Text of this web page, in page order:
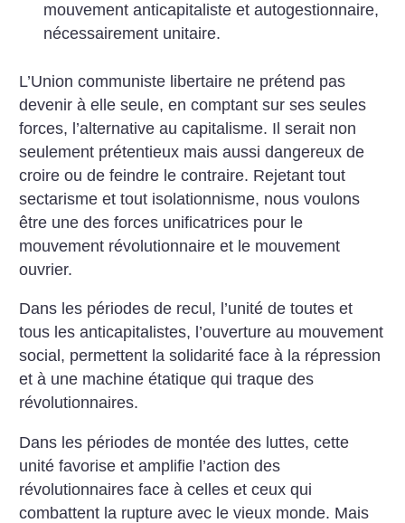
mouvement anticapitaliste et autogestionnaire,
nécessairement unitaire.
L’Union communiste libertaire ne prétend pas
devenir à elle seule, en comptant sur ses seules
forces, l’alternative au capitalisme. Il serait non
seulement prétentieux mais aussi dangereux de
croire ou de feindre le contraire. Rejetant tout
sectarisme et tout isolationnisme, nous voulons
être une des forces unificatrices pour le
mouvement révolutionnaire et le mouvement
ouvrier.
Dans les périodes de recul, l’unité de toutes et
tous les anticapitalistes, l’ouverture au mouvement
social, permettent la solidarité face à la répression
et à une machine étatique qui traque des
révolutionnaires.
Dans les périodes de montée des luttes, ­cette
unité favorise et amplifie l’action des
révolutionnaires face à celles et ceux qui
combattent la rupture avec le vieux monde. Mais